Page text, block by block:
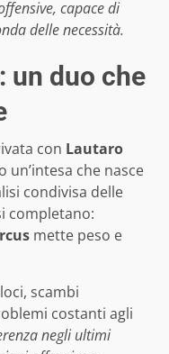
capace di
delle necessità.
un duo che
con Lautaro
un’intesa che nasce
condivisa delle
completano:
mette peso e
scambi
costanti agli
negli ultimi